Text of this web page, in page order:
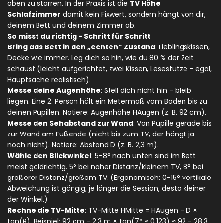
oben zu starren. In der Praxis ist die TV Höhe
Schlafzimmer damit kein Fixwert, sondern hängt von dir,
deinem Bett und deinem Zimmer ab.
So misst du richtig - Schritt für Schritt
Bring das Bett in den „echten“ Zustand: Lieblingskissen,
Decke wie immer. Leg dich so hin, wie du 80 % der Zeit
schaust (leicht aufgerichtet, zwei Kissen, Lesestütze - egal,
Hauptsache realistisch).
Messe deine Augenhöhe: Stell dich nicht hin - bleib
liegen. Eine 2. Person hält ein Metermaß vom Boden bis zu
deinen Pupillen. Notiere: Augenhöhe HAugen (z. B. 92 cm).
Messe den Sehabstand zur Wand: Von Pupille gerade bis
zur Wand am Fußende (nicht bis zum TV, der hängt ja
noch nicht). Notiere: Abstand D (z. B. 2,3 m).
Wähle den Blickwinkel: 5-8° nach unten sind im Bett
meist goldrichtig. 5° bei naher Distanz/kleinem TV, 8° bei
größerer Distanz/großem TV. (Ergonomisch: 0-15° vertikale
Abweichung ist gängig; je länger die Session, desto kleiner
der Winkel.)
Rechne die TV-Mitte: TV-Mitte HMitte = HAugen - D ×